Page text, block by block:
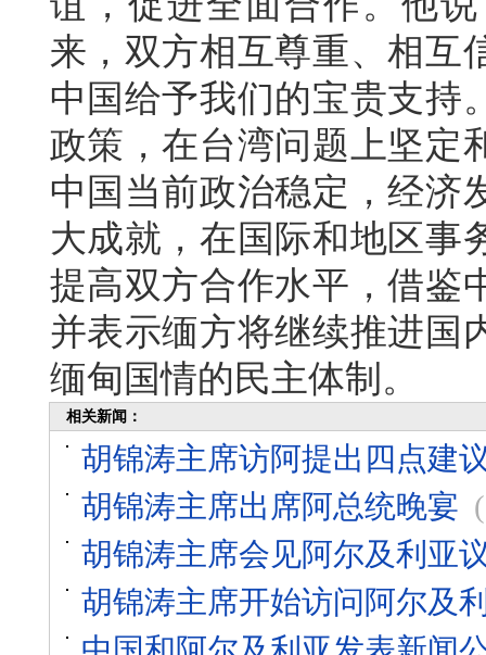
来，双方相互尊重、相互
中国给予我们的宝贵支持
政策，在台湾问题上坚定
中国当前政治稳定，经济
大成就，在国际和地区事
提高双方合作水平，借鉴
并表示缅方将继续推进国
缅甸国情的民主体制。
相关新闻：
胡锦涛主席访阿提出四点建
胡锦涛主席出席阿总统晚宴
胡锦涛主席会见阿尔及利亚
胡锦涛主席开始访问阿尔及